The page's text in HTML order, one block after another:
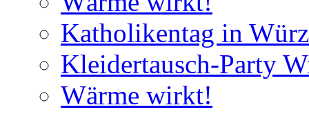
Katholikentag in
Kleidertausch-Party
Wärme wirkt!